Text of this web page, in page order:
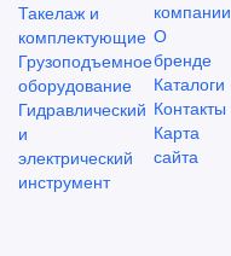
Такелаж и
комплектующие
Грузоподъемное
оборудование
Гидравлический
и
электрический
инструмент
компании
О
бренде
Каталоги
Контакты
Карта
сайта